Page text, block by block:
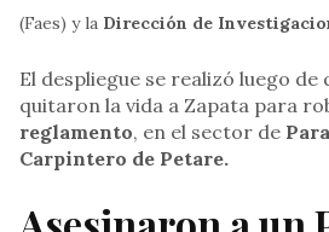
(Faes) y la Dirección de
El despliegue se realizó luego de
quitaron la vida a Zapata para
reglamento, en el sector de
Carpintero de Petare.